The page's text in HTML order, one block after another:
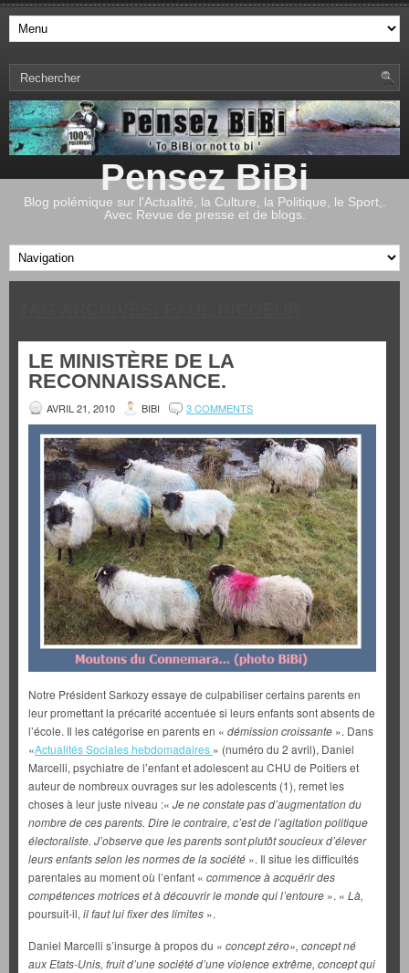
Pensez BiBi
Blog polémique sur l'Actualité, la Culture, la Politique, le Sport,.
Avec Revue de presse et de blogs.
LE MINISTÈRE DE LA
RECONNAISSANCE.
AVRIL 21, 2010 BIBI 3 COMMENTS
Notre Président Sarkozy essaye de culpabiliser certains parents en
leur promettant la précarité accentuée si leurs enfants sont absents de
l’école. Il les catégorise en parents en « démission croissante ». Dans
«Actualités Sociales hebdomadaires » (numéro du 2 avril), Daniel
Marcelli, psychiatre de l’enfant et adolescent au CHU de Poitiers et
auteur de nombreux ouvrages sur les adolescents (1), remet les
choses à leur juste niveau :« Je ne constate pas d’augmentation du
nombre de ces parents. Dire le contraire, c’est de l’agitation politique
électoraliste. J’observe que les parents sont plutôt soucieux d’élever
leurs enfants selon les normes de la société ». Il situe les difficultés
parentales au moment où l’enfant « commence à acquérir des
compétences motrices et à découvrir le monde qui l’entoure ». « Là,
poursuit-il, il faut lui fixer des limites ».
Daniel Marcelli s’insurge à propos du « concept zéro», concept né
aux Etats-Unis, fruit d’une société d’une violence extrême, concept qui